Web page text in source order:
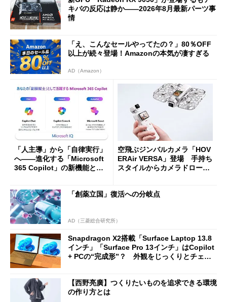
キバの反応は静か――2026年8月最新パーツ事
情
「え、こんなセールやってたの？」80％OFF
以上が続々登場！Amazonの本気が凄すぎる
AD（Amazon）
「人主導」から「自律実行」
へ――進化する「Microsoft
365 Copilot」の新機能とエ
空飛ぶジンバルカメラ「HOV
ERAir VERSA」登場 手持ち
スタイルからカメラドローン
「創薬立国」復活への分岐点
AD（三菱総合研究所）
Snapdragon X2搭載「Surface Laptop 13.8
インチ」「Surface Pro 13インチ」はCopilot
+ PCの“完成形”？ 外観をじっくりとチェッ
【西野亮廣】つくりたいものを追求できる環境
の作り方とは